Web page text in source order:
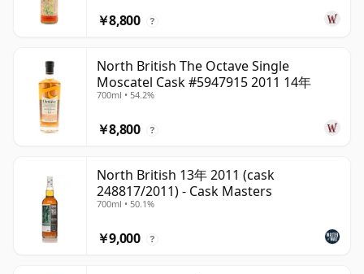
￥8,800 ?
North British The Octave Single
Moscatel Cask #5947915 2011 14年
700ml • 54.2%
￥8,800 ?
North British 13年 2011 (cask
248817/2011) - Cask Masters
700ml • 50.1%
￥9,000 ?